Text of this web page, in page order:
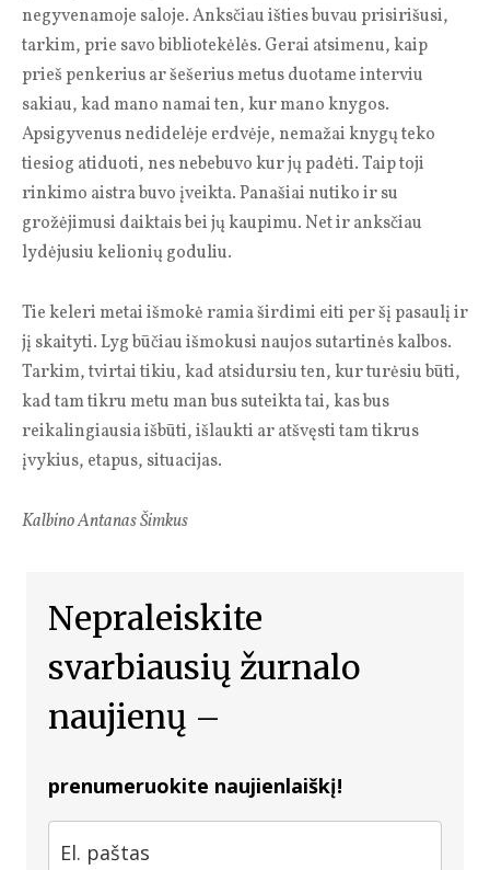
negyvenamoje saloje. Anksčiau išties buvau prisirišusi,
tarkim, prie savo bibliotekėlės. Gerai atsimenu, kaip
prieš penkerius ar šešerius metus duotame interviu
sakiau, kad mano namai ten, kur mano knygos.
Apsigyvenus nedidelėje erdvėje, nemažai knygų teko
tiesiog atiduoti, nes nebebuvo kur jų padėti. Taip toji
rinkimo aistra buvo įveikta. Panašiai nutiko ir su
grožėjimusi daiktais bei jų kaupimu. Net ir anksčiau
lydėjusiu kelionių goduliu.
Tie keleri metai išmokė ramia širdimi eiti per šį pasaulį ir
jį skaityti. Lyg būčiau išmokusi naujos sutartinės kalbos.
Tarkim, tvirtai tikiu, kad atsidursiu ten, kur turėsiu būti,
kad tam tikru metu man bus suteikta tai, kas bus
reikalingiausia išbūti, išlaukti ar atšvęsti tam tikrus
įvykius, etapus, situacijas.
Kalbino Antanas Šimkus
Nepraleiskite
svarbiausių žurnalo
naujienų –
prenumeruokite naujienlaiškį!